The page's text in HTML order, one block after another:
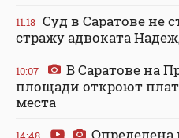
11:18 Суд в Саратове не
стражу адвоката
10:07
В Саратове на
площади откроют
места